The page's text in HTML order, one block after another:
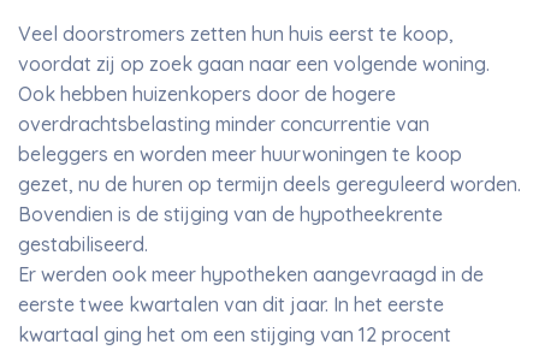
Veel doorstromers zetten hun huis eerst te koop,
voordat zij op zoek gaan naar een volgende woning.
Ook hebben huizenkopers door de hogere
overdrachtsbelasting minder concurrentie van
beleggers en worden meer huurwoningen te koop
gezet, nu de huren op termijn deels gereguleerd worden.
Bovendien is de stijging van de hypotheekrente
gestabiliseerd.
Er werden ook meer hypotheken aangevraagd in de
eerste twee kwartalen van dit jaar. In het eerste
kwartaal ging het om een stijging van 12 procent